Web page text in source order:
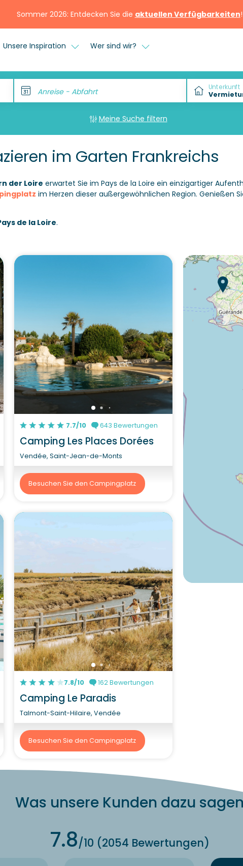
Sommer 2026: Entdecken Sie die aktuellen Verfügbarkeiten!
Unsere Inspiration Wer sind wir?
Anreise - Abfahrt Unterkunft
Meine Suche filtern
im Garten Frankreichs
der Loire erwartet Sie im Pays de la Loire ein einzigartiger
im Herzen dieser außergewöhnlichen Region. Genießen
de la Loire.
7.7/10 643 Bewertungen
Camping Les Places Dorées
Vendée, Saint-Jean-de-Monts
Besuchen Sie den Campingplatz
7.8/10 162 Bewertungen
Camping Le Paradis
Talmont-Saint-Hilaire, Vendée
Besuchen Sie den Campingplatz
Was unsere Kunden dazu
7.8/10 (2054 Bewertungen)